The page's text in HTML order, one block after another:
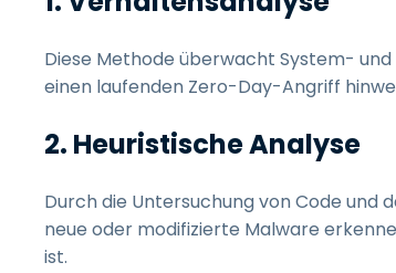
Diese Methode überwacht System-
einen laufenden Zero-Day-Angriff
2. Heuristische Analyse
Durch die Untersuchung von Code und
neue oder modifizierte Malware
ist.